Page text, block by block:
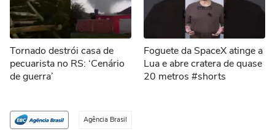
Tornado destrói casa de
pecuarista no RS: ‘Cenário
de guerra’
Foguete da SpaceX atinge a
Lua e abre cratera de quase
20 metros #shorts
Agência Brasil